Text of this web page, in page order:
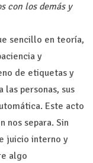
con los demás y
sencillo en teoría,
y
de etiquetas y
las personas, sus
Este acto
nos separa. Sin
juicio interno y
algo